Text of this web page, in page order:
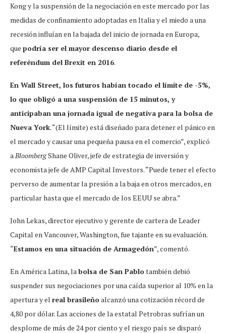
Kong y la suspensión de la negociación en este mercado por las
medidas de confinamiento adoptadas en Italia y el miedo a una
recesión influían en la bajada del inicio de jornada en Europa,
que podría ser el mayor descenso diario desde el
referéndum del Brexit en 2016.
En Wall Street, los futuros habían tocado el límite de -5%,
lo que obligó a una suspensión de 15 minutos, y
anticipaban una jornada igual de negativa para la bolsa de
Nueva York. “(El límite) está diseñado para detener el pánico en
el mercado y causar una pequeña pausa en el comercio”, explicó
a BloombergShane Oliver, jefe de estrategia de inversión y
economista jefe de AMP Capital Investors. “Puede tener el efecto
perverso de aumentar la presión a la baja en otros mercados, en
particular hasta que el mercado de los EEUU se abra.”
John Lekas, director ejecutivo y gerente de cartera de Leader
Capital en Vancouver, Washington, fue tajante en su evaluación.
“Estamos en una situación de Armagedón”, comentó.
En América Latina, la bolsa de San Pablotambién debió
suspender sus negociaciones por una caída superior al 10% en la
apertura y el real brasileñoalcanzó una cotización récord de
4,80 por dólar. Las acciones de la estatal Petrobras sufrían un
desplome de más de 24 por ciento y el riesgo país se disparó